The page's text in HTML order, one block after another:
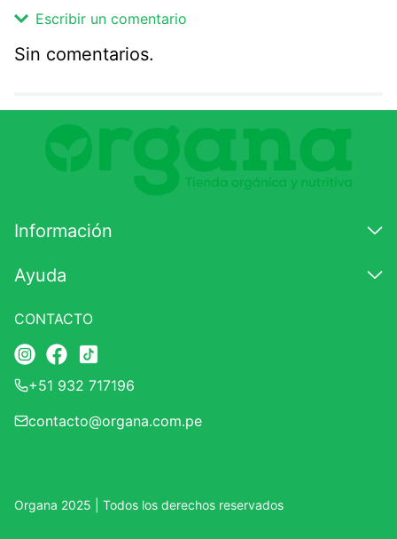
Escribir un comentario
Comentario
Califique el producto de 1 a 5 estrellas
★★★
Correo electrónico
Sin comentarios.
Información
Ayuda
CONTACTO
+51 932 717196
contacto@organa.com.pe
Organa 2025 | Todos los derechos reservados